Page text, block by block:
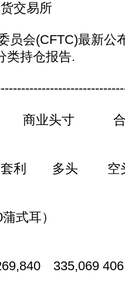
交易所
会(CFTC)最新公
类持仓报告.
业头寸
利 多头 空
：5,000
335,069